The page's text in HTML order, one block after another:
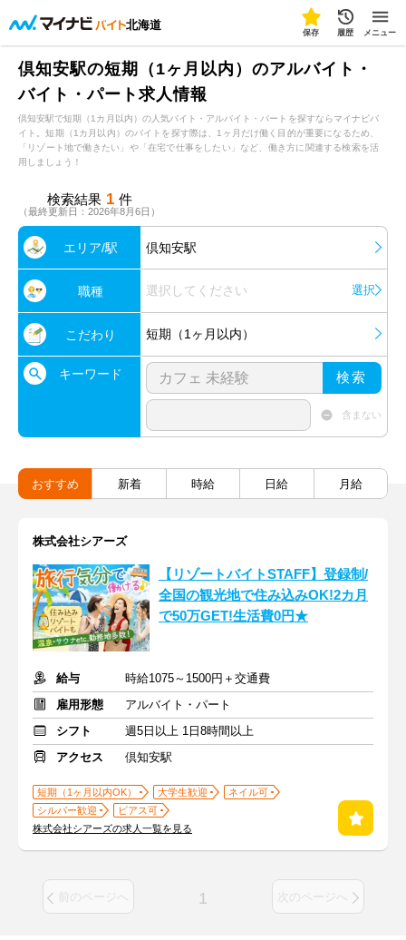
北海道
保存 履歴 メニュー
倶知安駅の短期（1ヶ月以内）のアルバイト・
バイト・パート求人情報
倶知安駅で短期（1カ月以内）の人気バイト・アルバイト・パートを探すならマイナビバ
イト。短期（1カ月以内）のバイトを探す際は、1ヶ月だけ働く目的が重要になるため、
「リゾート地で働きたい」や「在宅で仕事をしたい」など、働き方に関連する検索を活
用しましょう！
検索結果 1 件
（最終更新日：2026年8月6日）
エリア/駅 倶知安駅
職種 選択してください 選択
こだわり 短期（1ヶ月以内）
キーワード 検索
含まない
おすすめ 新着 時給 日給 月給
株式会社シアーズ
【リゾートバイトSTAFF】登録制/
全国の観光地で住み込みOK!2カ月
で50万GET!生活費0円★
給与
時給1075～1500円＋交通費
雇用形態
アルバイト・パート
シフト
週5日以上 1日8時間以上
アクセス
倶知安駅
短期（1ヶ月以内OK） 大学生歓迎
ネイル可
シルバー歓迎
ピアス可
株式会社シアーズの求人一覧を見る
前のページへ 1 次のページへ